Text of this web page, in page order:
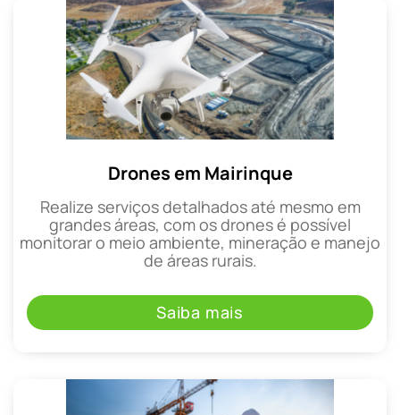
Drones em Mairinque
Realize serviços detalhados até mesmo em
grandes áreas, com os drones é possível
monitorar o meio ambiente, mineração e manejo
de áreas rurais.
Saiba mais